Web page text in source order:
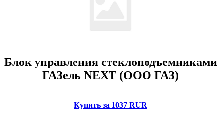
Блок управления стеклоподъемниками
ГАЗель NEXT (ООО ГАЗ)
Купить за 1037 RUR